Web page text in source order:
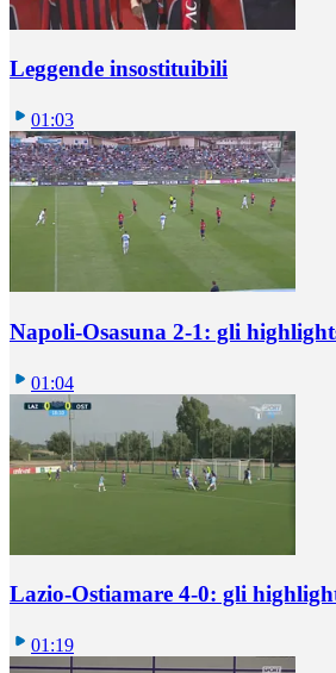
Leggende insostituibili
01:03
Napoli-Osasuna 2-1: gli
01:04
Lazio-Ostiamare 4-0: gli
01:19